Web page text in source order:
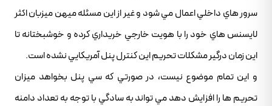
سرور هاي داخلي اعمال مي شود و غير از اين مسئله ميهن ميزبان اکثر
لايسنس هاي خود را با هويت خارجي خريداري کرده و خوشبختانه تا
اين زمان درگير مشکلات تحريم اين کنترل پنل آمريکايي نشده است.
و اين تمام موضوع نيست، در صورتي که سي پنل بخواهد ميزان
تحريم ها را افزايش دهد مي تواند به سادگي با توجه به تعداد دامنه